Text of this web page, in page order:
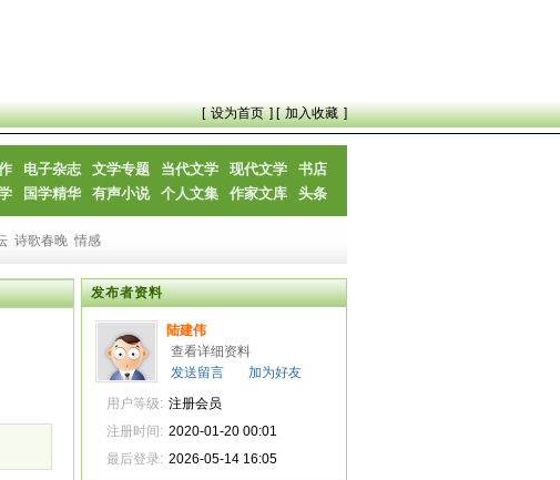
[ 设为首页 ] [ 加入收藏 ]
电子杂志 文学专题 当代文学 现代文学
书店
国学精华 有声小说 个人文集 作家文库 头条
诗歌春晚 情感
发布者资料
陆建伟
查看详细资料
发送留言
加为好友
用户等级: 注册会员
注册时间: 2020-01-20 00:01
最后登录: 2026-05-14 16:05